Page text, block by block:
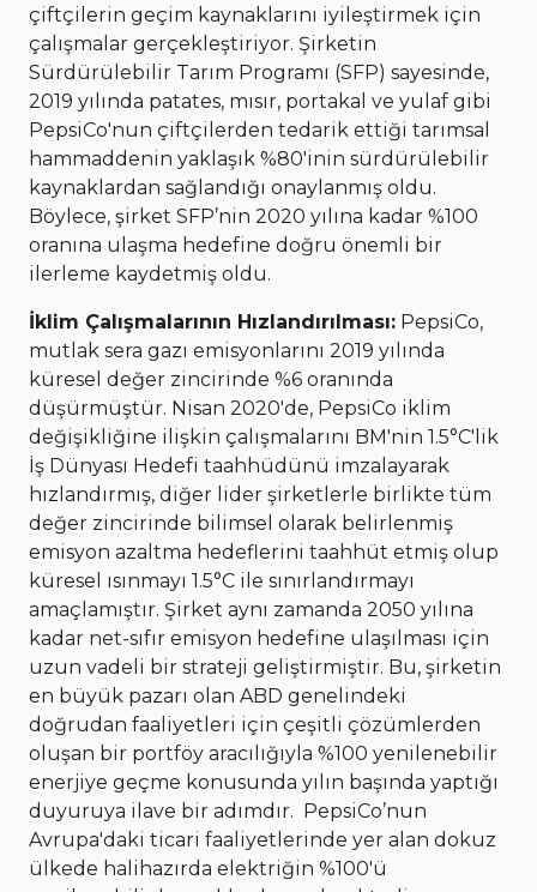
çiftçilerin geçim kaynaklarını iyileştirmek için
çalışmalar gerçekleştiriyor. Şirketin
Sürdürülebilir Tarım Programı (SFP) sayesinde,
2019 yılında patates, mısır, portakal ve yulaf gibi
PepsiCo'nun çiftçilerden tedarik ettiği tarımsal
hammaddenin yaklaşık %80'inin sürdürülebilir
kaynaklardan sağlandığı onaylanmış oldu.
Böylece, şirket SFP’nin 2020 yılına kadar %100
oranına ulaşma hedefine doğru önemli bir
ilerleme kaydetmiş oldu.
İklim Çalışmalarının Hızlandırılması: PepsiCo,
mutlak sera gazı emisyonlarını 2019 yılında
küresel değer zincirinde %6 oranında
düşürmüştür. Nisan 2020'de, PepsiCo iklim
değişikliğine ilişkin çalışmalarını BM'nin 1.5°C'lik
İş Dünyası Hedefi taahhüdünü imzalayarak
hızlandırmış, diğer lider şirketlerle birlikte tüm
değer zincirinde bilimsel olarak belirlenmiş
emisyon azaltma hedeflerini taahhüt etmiş olup
küresel ısınmayı 1.5°C ile sınırlandırmayı
amaçlamıştır. Şirket aynı zamanda 2050 yılına
kadar net-sıfır emisyon hedefine ulaşılması için
uzun vadeli bir strateji geliştirmiştir. Bu, şirketin
en büyük pazarı olan ABD genelindeki
doğrudan faaliyetleri için çeşitli çözümlerden
oluşan bir portföy aracılığıyla %100 yenilenebilir
enerjiye geçme konusunda yılın başında yaptığı
duyuruya ilave bir adımdır. PepsiCo’nun
Avrupa'daki ticari faaliyetlerinde yer alan dokuz
ülkede halihazırda elektriğin %100'ü